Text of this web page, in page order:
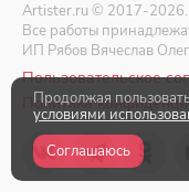
Artister.ru © 2017-
Все работы
ИП Рябов Вячеслав
Пользовательское
Политика
Продолжая
условиями
Соглашаюсь